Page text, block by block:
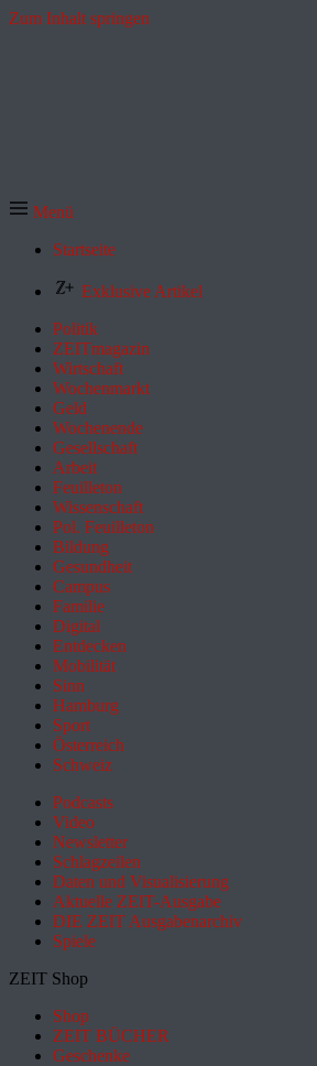
Zum Inhalt springen
Menü
Startseite
Exklusive Artikel
Politik
ZEITmagazin
Wirtschaft
Wochenmarkt
Geld
Wochenende
Gesellschaft
Arbeit
Feuilleton
Wissenschaft
Pol. Feuilleton
Bildung
Gesundheit
Campus
Familie
Digital
Entdecken
Mobilität
Sinn
Hamburg
Sport
Österreich
Schweiz
Podcasts
Video
Newsletter
Schlagzeilen
Daten und Visualisierung
Aktuelle ZEIT-Ausgabe
DIE ZEIT Ausgabenarchiv
Spiele
ZEIT Shop
Shop
ZEIT BÜCHER
Geschenke